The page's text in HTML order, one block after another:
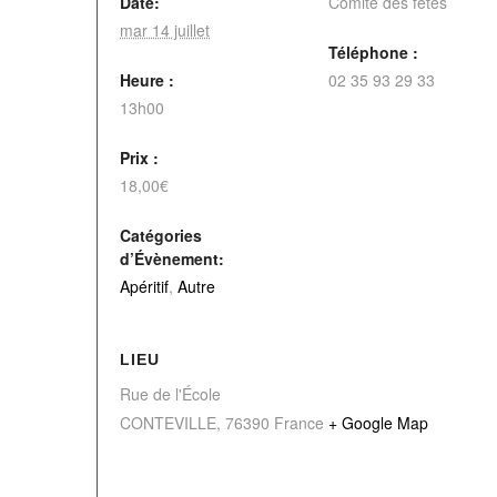
mar 14 juillet
Heure :
13h00
Prix :
18,00€
Catégories
d’Évènement:
Apéritif, Autre
Téléphone :
02 35 93 29 33
LIEU
Rue de l'École
CONTEVILLE, 76390 France + Google Map